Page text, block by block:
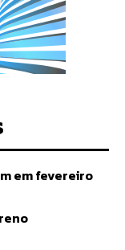
em fevereiro